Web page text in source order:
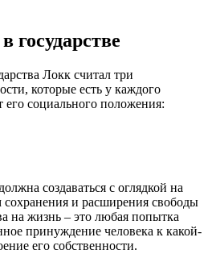
государстве
Локк считал три
которые есть у каждого
его социального положения:
создаваться с оглядкой на
сохранения и расширения свободы
на жизнь – это любая попытка
принуждение человека к какой-
его собственности.